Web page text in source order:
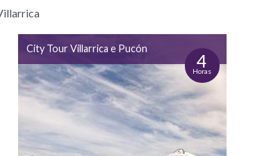
City Tour Villarrica e Pucón
4
Horas